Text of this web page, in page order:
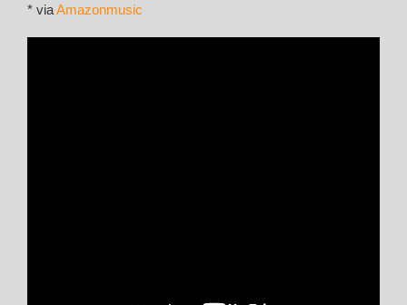
* viaAmazonmusic